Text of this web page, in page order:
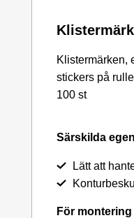
Klistermärken,
stickers på
100 st
Särskilda
Lätt att
För montering